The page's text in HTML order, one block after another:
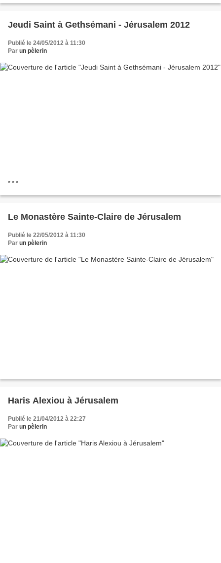
Jeudi Saint à Gethsémani - Jérusalem 2012
Publié le 24/05/2012 à 11:30
Par un pèlerin
* * *
Le Monastère Sainte-Claire de Jérusalem
Publié le 22/05/2012 à 11:30
Par un pèlerin
Haris Alexiou à Jérusalem
Publié le 21/04/2012 à 22:27
Par un pèlerin